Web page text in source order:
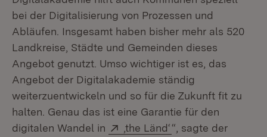
bei der Digitalisierung von Prozessen und
Abläufen. Insgesamt haben bisher mehr als 520
Landkreise, Städte und Gemeinden dieses
Angebot genutzt. Umso wichtiger ist es, das
Angebot der Digitalakademie ständig
weiterzuentwickeln und so für die Zukunft fit zu
halten. Genau das ist eine Garantie für den
digitalen Wandel in
Extern:
‚the Länd‘(Öffnet in neuem
“, sagte der